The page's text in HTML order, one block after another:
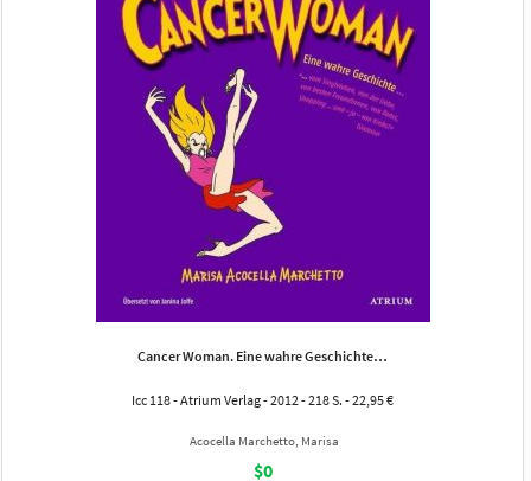
Cancer Woman. Eine wahre Geschichte…
Icc 118 - Atrium Verlag - 2012 - 218 S. - 22,95 €
Acocella Marchetto, Marisa
$0